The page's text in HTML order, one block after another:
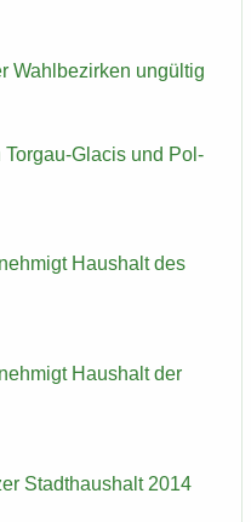
Wahl­be­zir­ken un­gül­tig
Torgau-​Glacis und Pol­
Haus­halt des
Haus­halt der
Stadt­haus­halt 2014